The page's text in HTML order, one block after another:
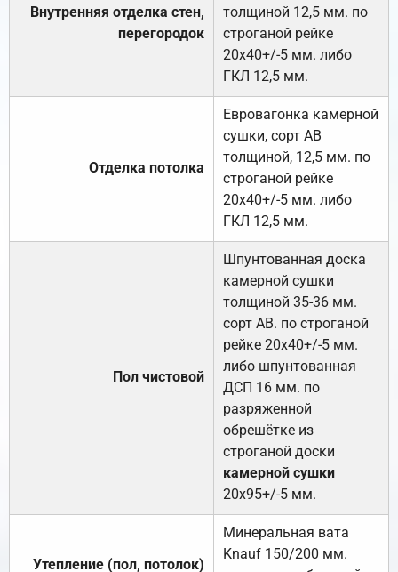
Внутренняя отделка стен,
перегородок
толщиной 12,5 мм. по
строганой рейке
20х40+/-5 мм. либо
ГКЛ 12,5 мм.
Отделка потолка
Евровагонка камерной
сушки, сорт АВ
толщиной, 12,5 мм. по
строганой рейке
20х40+/-5 мм. либо
ГКЛ 12,5 мм.
Пол чистовой
Шпунтованная доска
камерной сушки
толщиной 35-36 мм.
сорт АВ. по строганой
рейке 20х40+/-5 мм.
либо шпунтованная
ДСП 16 мм. по
разряженной
обрешётке из
строганой доски
камерной сушки
20х95+/-5 мм.
Утепление (пол, потолок)
Минеральная вата
Knauf 150/200 мм.